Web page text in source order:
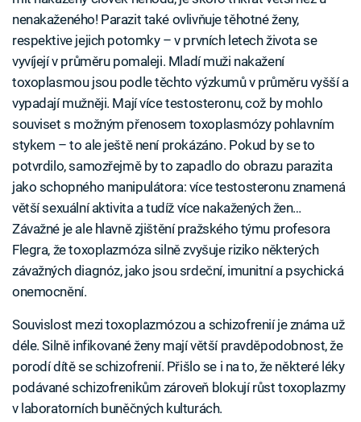
nenakaženého! Parazit také ovlivňuje těhotné ženy,
respektive jejich potomky – v prvních letech života se
vyvíjejí v průměru pomaleji. Mladí muži nakažení
toxoplasmou jsou podle těchto výzkumů v průměru vyšší a
vypadají mužněji. Mají více testosteronu, což by mohlo
souviset s možným přenosem toxoplasmózy pohlavním
stykem – to ale ještě není prokázáno. Pokud by se to
potvrdilo, samozřejmě by to zapadlo do obrazu parazita
jako schopného manipulátora: více testosteronu znamená
větší sexuální aktivita a tudíž více nakažených žen…
Závažné je ale hlavně zjištění pražského týmu profesora
Flegra, že toxoplazmóza silně zvyšuje riziko některých
závažných diagnóz, jako jsou srdeční, imunitní a psychická
onemocnění.
Souvislost mezi toxoplazmózou a schizofrenií je známa už
déle. Silně infikované ženy mají větší pravděpodobnost, že
porodí dítě se schizofrenií. Přišlo se i na to, že některé léky
podávané schizofrenikům zároveň blokují růst toxoplazmy
v laboratorních buněčných kulturách.